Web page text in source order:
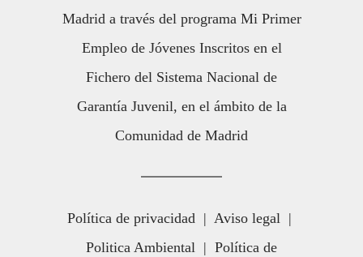
Madrid a través del programa Mi Primer
Empleo de Jóvenes Inscritos en el
Fichero del Sistema Nacional de
Garantía Juvenil, en el ámbito de la
Comunidad de Madrid
Política de privacidad | Aviso legal |
Politica Ambiental | Política de